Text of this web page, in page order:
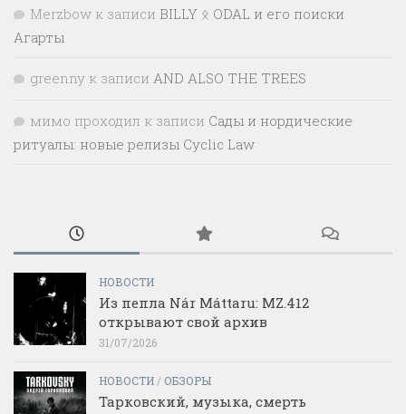
Merzbow к записи BILLY ᛟ ODAL и его поиски
Агарты
greenny к записи AND ALSO THE TREES
мимо проходил к записи Сады и нордические
ритуалы: новые релизы Cyclic Law
НОВОСТИ
Из пепла Nár Máttaru: MZ.412
открывают свой архив
31/07/2026
НОВОСТИ / ОБЗОРЫ
Тарковский, музыка, смерть